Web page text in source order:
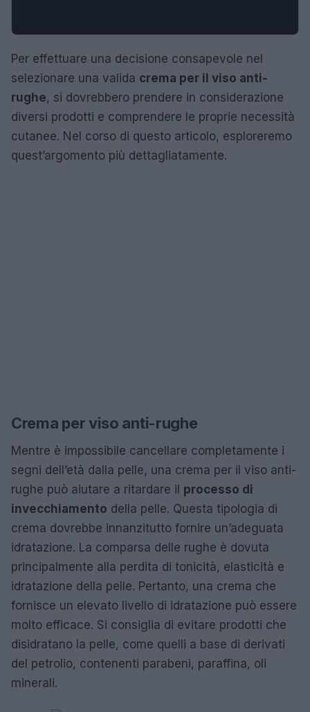
Per effettuare una decisione consapevole nel
selezionare una valida crema per il viso anti-
rughe, si dovrebbero prendere in considerazione
diversi prodotti e comprendere le proprie necessità
cutanee. Nel corso di questo articolo, esploreremo
quest’argomento più dettagliatamente.
Crema per viso anti-rughe
Mentre è impossibile cancellare completamente i
segni dell’età dalla pelle, una crema per il viso anti-
rughe può aiutare a ritardare il processo di
invecchiamento della pelle. Questa tipologia di
crema dovrebbe innanzitutto fornire un’adeguata
idratazione. La comparsa delle rughe è dovuta
principalmente alla perdita di tonicità, elasticità e
idratazione della pelle. Pertanto, una crema che
fornisce un elevato livello di idratazione può essere
molto efficace. Si consiglia di evitare prodotti che
disidratano la pelle, come quelli a base di derivati
del petrolio, contenenti parabeni, paraffina, oli
minerali.